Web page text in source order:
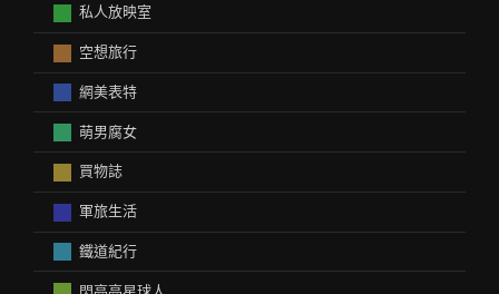
私人放映室
空想旅行
網美表特
萌男腐女
買物誌
軍旅生活
鐵道紀行